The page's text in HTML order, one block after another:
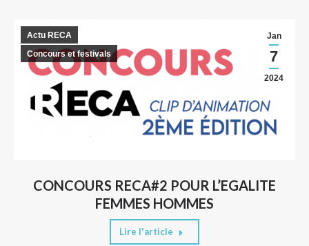
CONCOURS RECA#2 POUR L’EGALITE
FEMMES HOMMES
Jan
7
2024
Actu RECA
Concours et festivals
Lire l'article